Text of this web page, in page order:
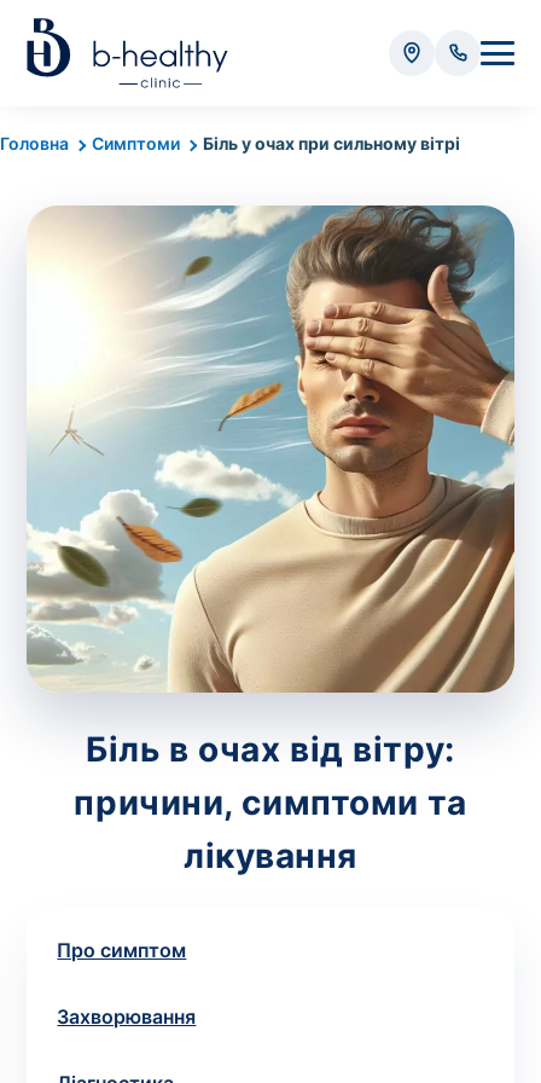
Головна Симптоми Біль у очах при сильному вітрі
Біль в очах від вітру:
причини, симптоми та
лікування
Про симптом
Захворювання
Аналізи
Вартість забору крові - 50 грн
Вартість забору біоматеріалу (крім крові) - від
Всього: 0 грн
Попередній запис на дослідження не
потрібний. Виняток становлять мазки та
зіскрібки. Взяття біоматеріалу для них
виконує лікар – необхідий
запис до фахівця .
Аналіз вдома
Номер телефону